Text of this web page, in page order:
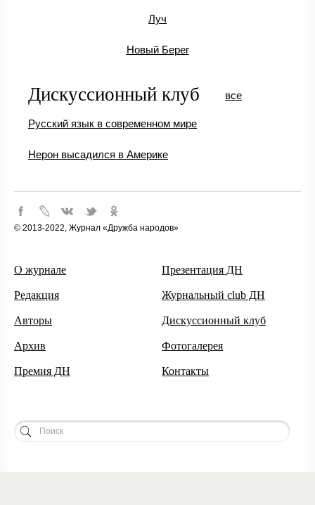
Луч
Новый Берег
Дискуссионный клуб
Русский язык в современном мире
Нерон высадился в Америке
все
© 2013-2022, Журнал «Дружба народов»
О журнале
Редакция
Авторы
Архив
Премия ДН
Презентация ДН
Журнальный club ДН
Дискуссионный клуб
Фотогалерея
Контакты